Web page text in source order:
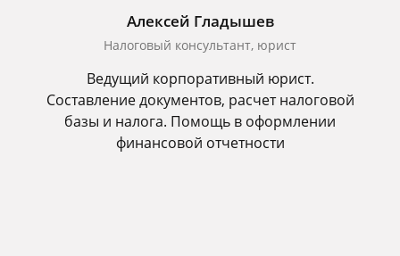
Алексей Гладышев
Налоговый консультант, юрист
Ведущий корпоративный юрист.
Составление документов, расчет налоговой
базы и налога. Помощь в оформлении
финансовой отчетности